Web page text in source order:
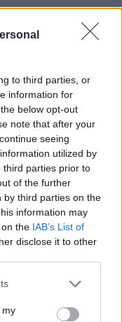
to third parties, or
information for
below opt-out
note that after your
seeing
utilized by
third parties prior to
of the further
by third parties on the
information may
the IAB’s List of
disclose it to other
or more Google
You may click to
my